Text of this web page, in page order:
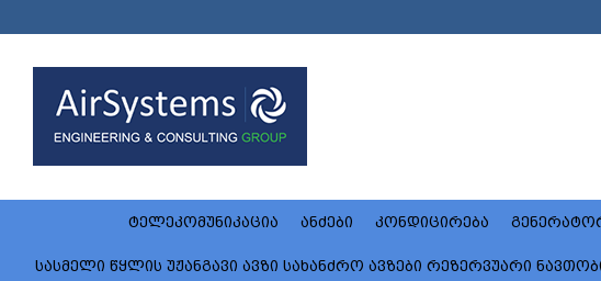
to
content
ტელეკომუნიკაცია ანძები კონდიცირება
სასმელი წყლის უჟანგავი ავზი სახანძრო ავზები რეზერვუარი ნავთობი